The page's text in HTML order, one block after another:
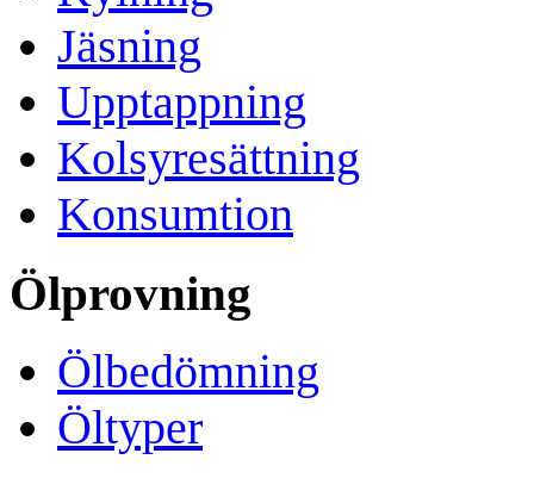
Jäsning
Upptappning
Kolsyresättning
Konsumtion
Ölprovning
Ölbedömning
Öltyper